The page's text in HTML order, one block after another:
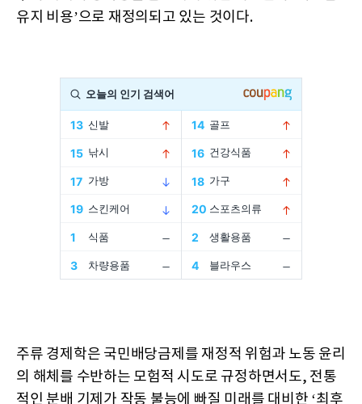
유지 비용’으로 재정의되고 있는 것이다.
주류 경제학은 국민배당금제를 재정적 위험과 노동 윤리
의 해체를 수반하는 모험적 시도로 규정하면서도, 전통
적인 분배 기제가 작동 불능에 빠질 미래를 대비한 ‘최후